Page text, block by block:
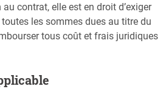
contrat, elle est en droit d’exiger
les sommes dues au titre du
tous coût et frais juridiques